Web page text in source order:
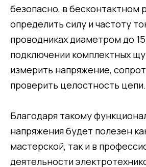
безопасно, в бесконтактном
определить силу и частоту
проводниках диаметром до
подключении комплектных
измерить напряжение,
проверить целостность цепи.
Благодаря такому
напряжения будет полезен
мастерской, так и в
деятельности